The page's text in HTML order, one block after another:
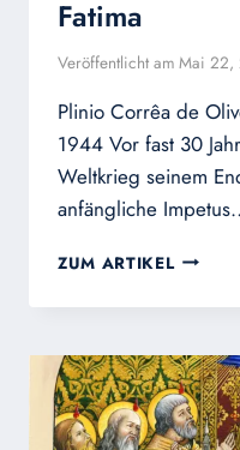
Fatima
Veröffentlicht am Mai 22,
Plinio Corrêa de
1944 Vor fast 30
Weltkrieg seinem
anfängliche
ZUM ARTIKEL FATIMA